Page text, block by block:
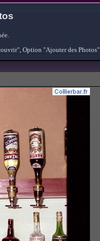
Option "Ajouter des Photos"